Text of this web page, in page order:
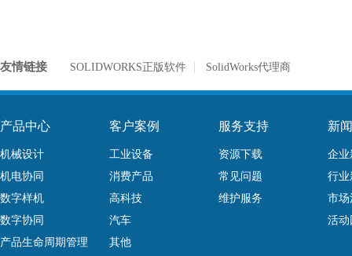
友情链接 SOLIDWORKS正版软件 SolidWorks代理商
产品中心
机械设计
机电协同
数字样机
数字协同
产品生命周期管理
客户案例
工业设备
消费产品
高科技
汽车
其他
服务支持
资源下载
常见问题
维护服务
新
企业
行业
市场
活动